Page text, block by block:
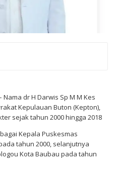
Nama dr H Darwis Sp M M Kes
Kepulauan Buton (Kepton),
sejak tahun 2000 hingga 2018
Kepala Puskesmas
tahun 2000, selanjutnya
Kota Baubau pada tahun